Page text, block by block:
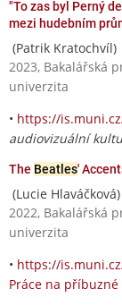
"To zas byl Perný
mezi hudebním
(Patrik Kratochvíl)
2023, Bakalářská
univerzita
• https://
audiovizuální
The Beatles'
(Lucie Hlaváčková)
2022, Bakalářská
univerzita
• https://
Práce na příbuzné